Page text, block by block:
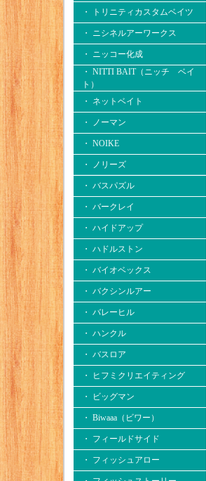
・ トリニティカスタムベイツ
・ ニシネルアーワークス
・ ニッコー化成
・ NITTI BAIT（ニッチ ベイ
ト）
・ ネットベイト
・ ノーマン
・ NOIKE
・ ノリーズ
・ バスパズル
・ バークレイ
・ ハイドアップ
・ ハドルストン
・ バイオベックス
・ バクシンルアー
・ バレーヒル
・ ハンクル
・ バスロア
・ ヒフミクリエイティング
・ ビッグマン
・ Biwaaa（ビワー）
・ フィールドサイド
・ フィッシュアロー